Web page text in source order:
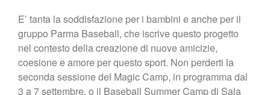
E’ tanta la soddisfazione per i bambini e anche per il
gruppo Parma Baseball, che iscrive questo progetto
nel contesto della creazione di nuove amicizie,
coesione e amore per questo sport. Non perderti la
seconda sessione del Magic Camp, in programma dal
3 a 7 settembre, o il Baseball Summer Camp di Sala